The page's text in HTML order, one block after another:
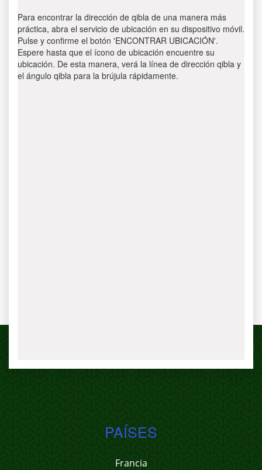
Para encontrar la dirección de qibla de una manera más
práctica, abra el servicio de ubicación en su dispositivo móvil.
Pulse y confirme el botón 'ENCONTRAR UBICACIÓN'.
Espere hasta que el ícono de ubicación encuentre su
ubicación. De esta manera, verá la línea de dirección qibla y
el ángulo qibla para la brújula rápidamente.
PAÍSES
Francia